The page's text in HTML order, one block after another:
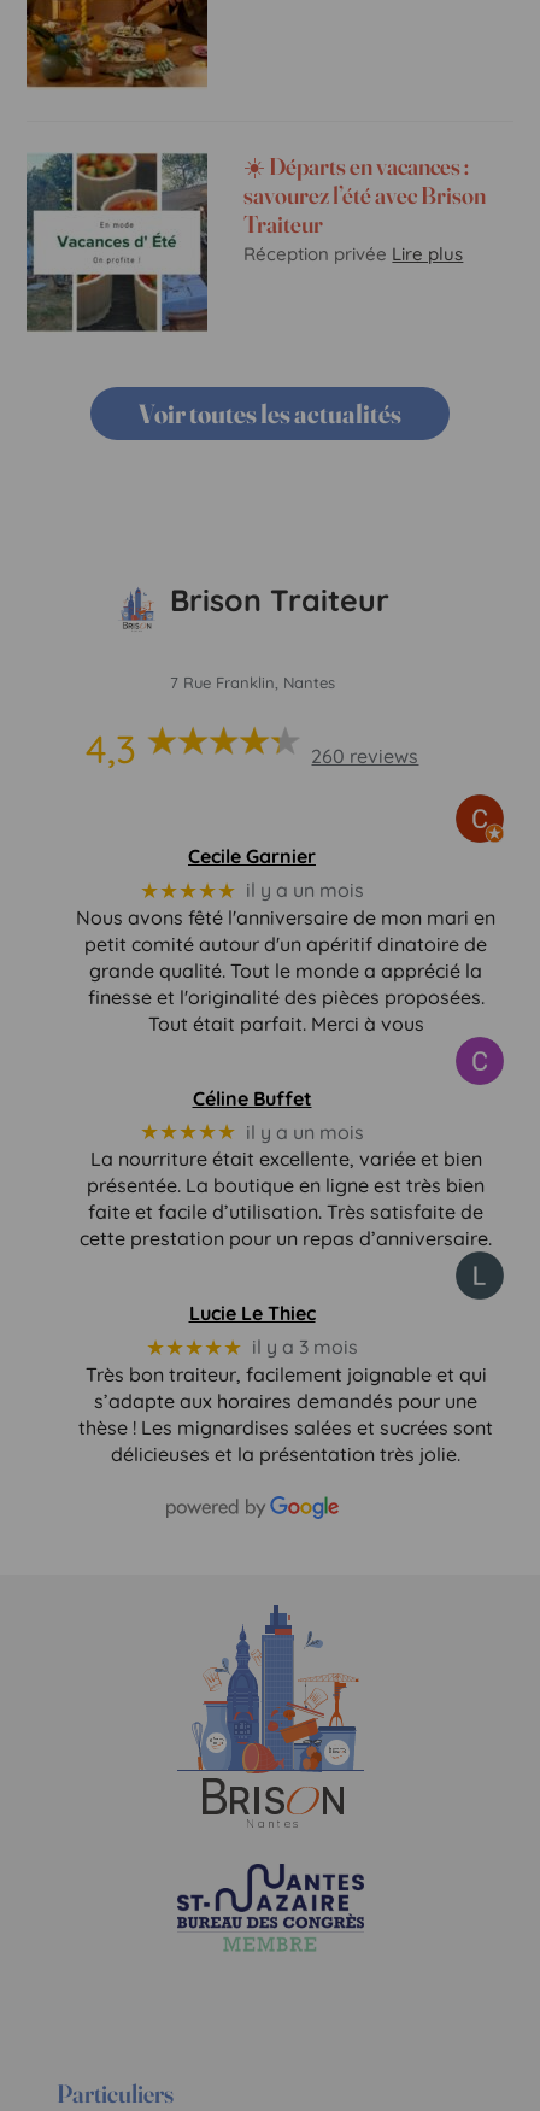
☀️ Départs en vacances :
savourez l’été avec Brison
Traiteur
Réception privée Lire plus
Voir toutes les actualités
Brison Traiteur
7 Rue Franklin, Nantes
4,3 260 reviews
Cecile Garnier
★★★★★ il y a un mois
Nous avons fêté l'anniversaire de mon mari en
petit comité autour d'un apéritif dinatoire de
grande qualité. Tout le monde a apprécié la
finesse et l'originalité des pièces proposées.
Tout était parfait. Merci à vous
Céline Buffet
★★★★★ il y a un mois
La nourriture était excellente, variée et bien
présentée. La boutique en ligne est très bien
faite et facile d’utilisation. Très satisfaite de
cette prestation pour un repas d’anniversaire.
Lucie Le Thiec
★★★★★ il y a 3 mois
Très bon traiteur, facilement joignable et qui
s’adapte aux horaires demandés pour une
thèse ! Les mignardises salées et sucrées sont
délicieuses et la présentation très jolie.
Particuliers